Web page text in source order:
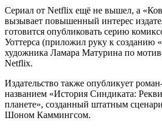
Сериал от Netflix ещё не вышел, а
вызывает повышенный интерес
готовится опубликовать серию
Уоттерса (приложил руку к созданию
художника Ламара Матурина по
Netflix.
Издательство также опубликует
названием «История Синдиката:
планете», созданный штатным
Шоном Каммингсом.